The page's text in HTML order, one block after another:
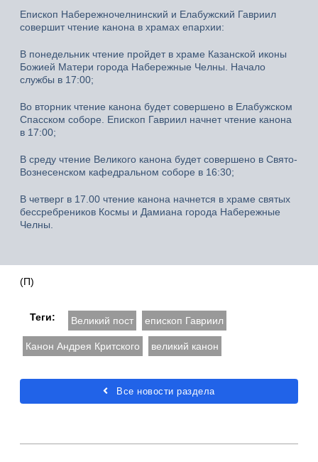
Епископ Набережночелнинский и Елабужский Гавриил
совершит чтение канона в храмах епархии:
В понедельник чтение пройдет в храме Казанской иконы
Божией Матери города Набережные Челны. Начало
службы в 17:00;
Во вторник чтение канона будет совершено в Елабужском
Спасском соборе. Епископ Гавриил начнет чтение канона
в 17:00;
В среду чтение Великого канона будет совершено в Свято-
Вознесенском кафедральном соборе в 16:30;
В четверг в 17.00 чтение канона начнется в храме святых
бессребреников Космы и Дамиана города Набережные
Челны.
(П)
Теги: Великий пост епископ Гавриил
Канон Андрея Критского великий канон
Все новости раздела